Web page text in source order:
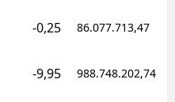
Trabzon
-0,25 86.077.713,47
-9,95 988.748.202,74